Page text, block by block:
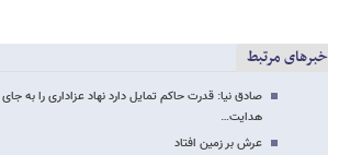
خبرهای مرتبط
صادق نیا: قدرت حاکم تمایل دارد نهاد عزاداری را به
هدایت…
عرش بر زمین افتاد